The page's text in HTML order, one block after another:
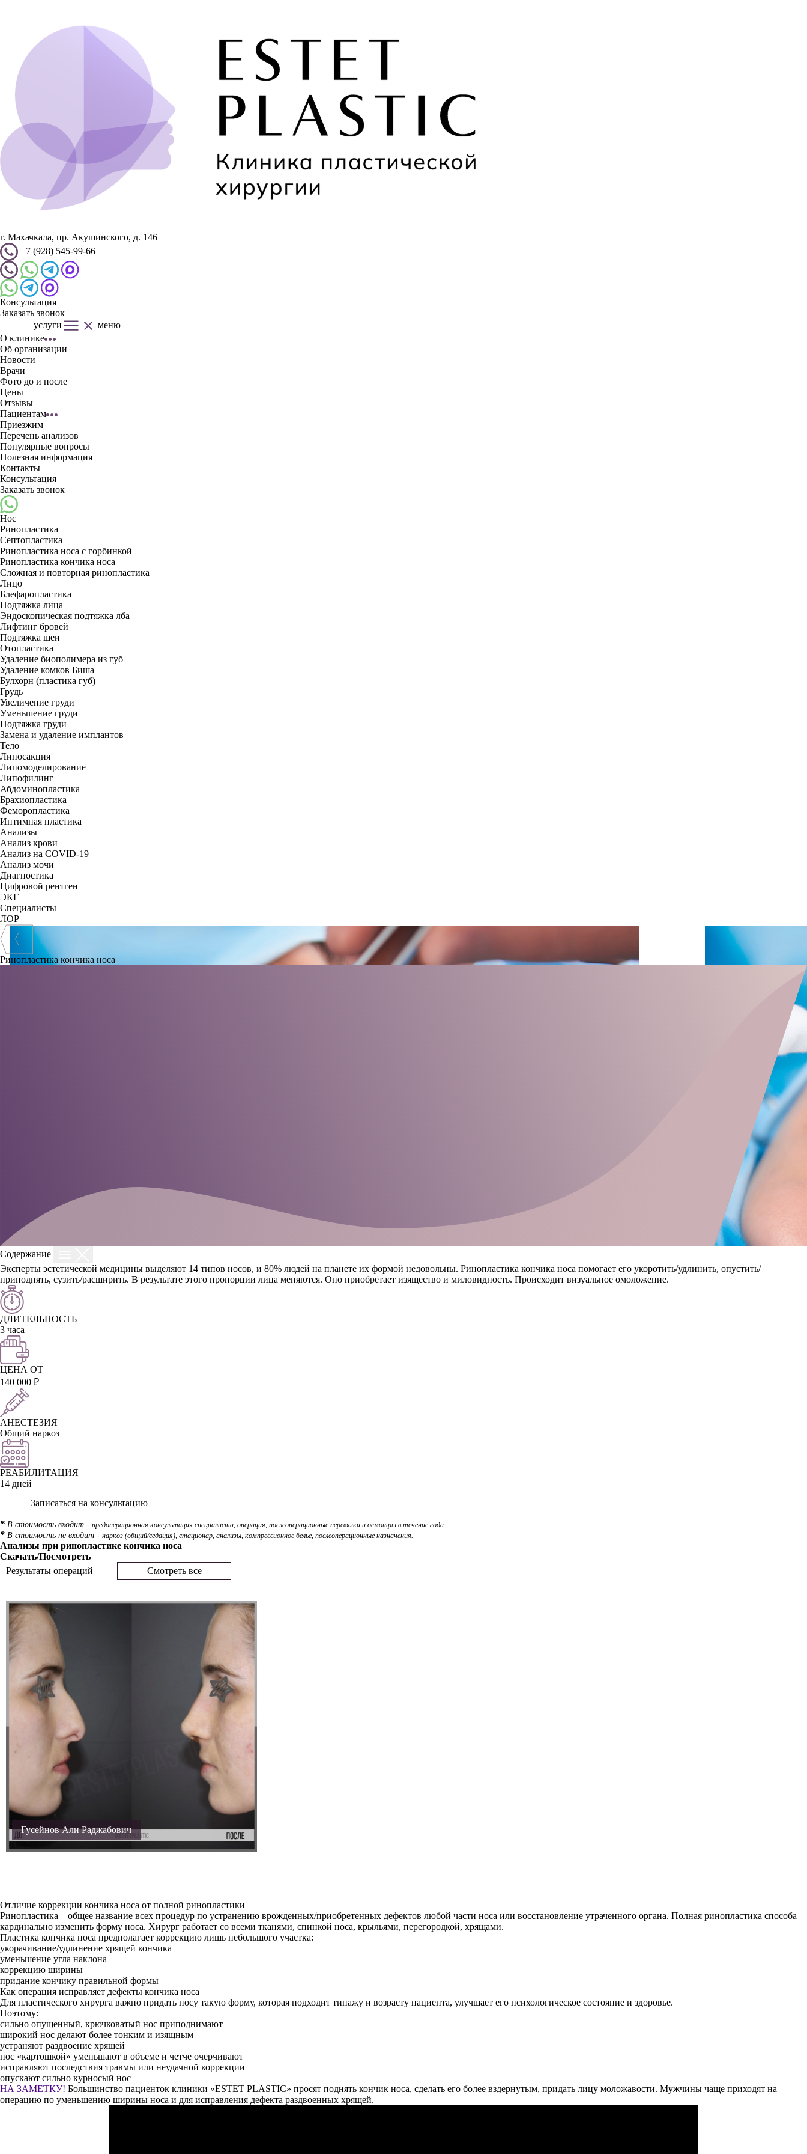
г. Махачкала, пр. Акушинского, д. 146
+7 (928) 545-99-66
Консультация
Заказать звонок
услуги
меню
О клинике
Об организации
Новости
Врачи
Фото до и после
Цены
Отзывы
Пациентам
Приезжим
Перечень анализов
Популярные вопросы
Полезная информация
Контакты
Консультация
Заказать звонок
Нос
Ринопластика
Септопластика
Ринопластика носа с горбинкой
Ринопластика кончика носа
Сложная и повторная ринопластика
Лицо
Блефаропластика
Подтяжка лица
Эндоскопическая подтяжка лба
Лифтинг бровей
Подтяжка шеи
Отопластика
Удаление биополимера из губ
Удаление комков Биша
Булхорн (пластика губ)
Грудь
Увеличение груди
Уменьшение груди
Подтяжка груди
Замена и удаление имплантов
Тело
Липосакция
Липомоделирование
Липофилинг
Абдоминопластика
Брахиопластика
Феморопластика
Интимная пластика
Анализы
Анализ крови
Анализ на COVID-19
Анализ мочи
Диагностика
Цифровой рентген
ЭКГ
Специалисты
ЛОР
Ринопластика кончика носа
Содержание
Эксперты эстетической медицины выделяют 14 типов носов, и 80% людей на планете их формой недовольны. Ринопластика кончика носа помогает его укоротить/удлинить, опустить/
приподнять, сузить/расширить. В результате этого пропорции лица меняются. Оно приобретает изящество и миловидность. Происходит визуальное омоложение.
ДЛИТЕЛЬНОСТЬ
3 часа
ЦЕНА ОТ
140 000 ₽
АНЕСТЕЗИЯ
Общий наркоз
РЕАБИЛИТАЦИЯ
14 дней
Записаться на консультацию
* В стоимость входит - предоперационная консультация специалиста, операция, послеоперационные перевязки и осмотры в течение года.
* В стоимость не входит - наркоз (общий/седация), стационар, анализы, компрессионное белье, послеоперационные назначения.
Анализы при ринопластике кончика носа
Скачать/Посмотреть
Результаты операций
Смотреть все
Гусейнов Али Раджабович
Отличие коррекции кончика носа от полной ринопластики
Ринопластика – общее название всех процедур по устранению врожденных/приобретенных дефектов любой части носа или восстановление утраченного органа. Полная ринопластика способа
кардинально изменить форму носа. Хирург работает со всеми тканями, спинкой носа, крыльями, перегородкой, хрящами.
Пластика кончика носа предполагает коррекцию лишь небольшого участка:
укорачивание/удлинение хрящей кончика
уменьшение угла наклона
коррекцию ширины
придание кончику правильной формы
Как операция исправляет дефекты кончика носа
Для пластического хирурга важно придать носу такую форму, которая подходит типажу и возрасту пациента, улучшает его психологическое состояние и здоровье.
Поэтому:
сильно опущенный, крючковатый нос приподнимают
широкий нос делают более тонким и изящным
устраняют раздвоение хрящей
нос «картошкой» уменьшают в объеме и четче очерчивают
исправляют последствия травмы или неудачной коррекции
опускают сильно курносый нос
НА ЗАМЕТКУ! Большинство пациенток клиники «ESTET PLASTIC» просят поднять кончик носа, сделать его более вздернутым, придать лицу моложавости. Мужчины чаще приходят на
операцию по уменьшению ширины носа и для исправления дефекта раздвоенных хрящей.